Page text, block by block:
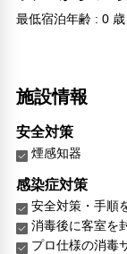
最低宿泊年齢 : 0 歳
施設情報
安全対策
煙感知器
感染症対策
安全対策・手順
消毒後に客室を
プロ仕様の消毒